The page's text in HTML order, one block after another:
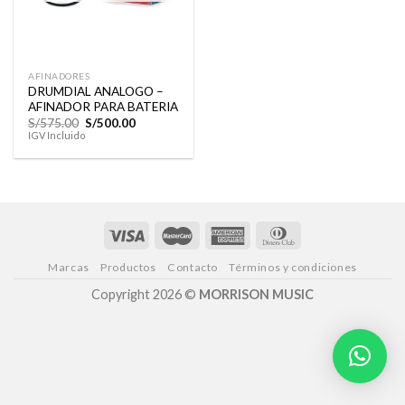
AFINADORES
DRUMDIAL ANALOGO –
AFINADOR PARA BATERIA
S/575.00 El
precio
era:
S/500.00El
es:
IGV Incluido
Marcas Productos Contacto Términos y condiciones
Copyright 2026 © MORRISON MUSIC